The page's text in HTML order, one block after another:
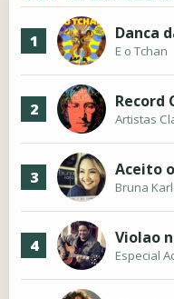
1 Danca
E o Tchan
2 Record
Artistas
3 Aceito
Bruna
4 Violao
Especial